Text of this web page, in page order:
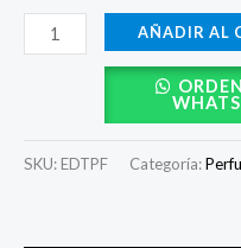
AÑADIR AL
SKU: EDTPF Categoría: